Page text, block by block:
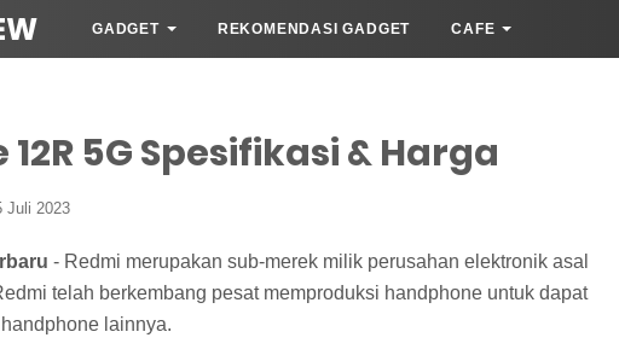
GADGET REKOMENDASI GADGET CAFE
5G Spesifikasi & Harga
Juli 2023
- Redmi merupakan sub-merek milik perusahan elektronik asal
telah berkembang pesat memproduksi handphone untuk dapat
lainnya.